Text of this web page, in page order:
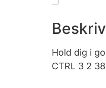
Hold dig i
CTRL 3 2